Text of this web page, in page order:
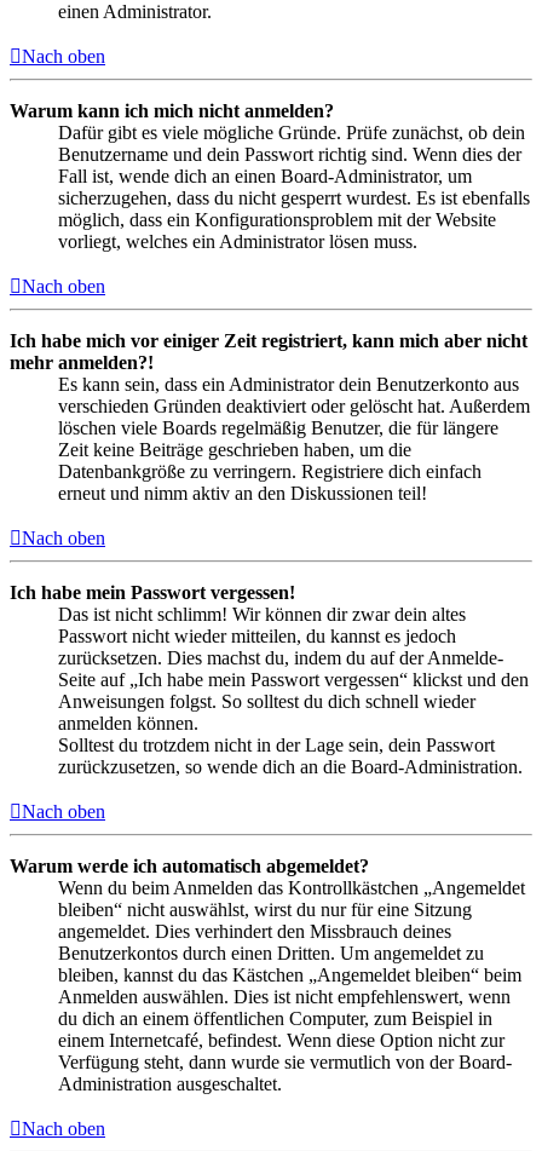
einen Administrator.
Nach oben
Warum kann ich mich nicht anmelden?
Dafür gibt es viele mögliche Gründe. Prüfe zunächst, ob dein
Benutzername und dein Passwort richtig sind. Wenn dies der
Fall ist, wende dich an einen Board-Administrator, um
sicherzugehen, dass du nicht gesperrt wurdest. Es ist ebenfalls
möglich, dass ein Konfigurationsproblem mit der Website
vorliegt, welches ein Administrator lösen muss.
Nach oben
Ich habe mich vor einiger Zeit registriert, kann mich aber nicht
mehr anmelden?!
Es kann sein, dass ein Administrator dein Benutzerkonto aus
verschieden Gründen deaktiviert oder gelöscht hat. Außerdem
löschen viele Boards regelmäßig Benutzer, die für längere
Zeit keine Beiträge geschrieben haben, um die
Datenbankgröße zu verringern. Registriere dich einfach
erneut und nimm aktiv an den Diskussionen teil!
Nach oben
Ich habe mein Passwort vergessen!
Das ist nicht schlimm! Wir können dir zwar dein altes
Passwort nicht wieder mitteilen, du kannst es jedoch
zurücksetzen. Dies machst du, indem du auf der Anmelde-
Seite auf „Ich habe mein Passwort vergessen“ klickst und den
Anweisungen folgst. So solltest du dich schnell wieder
anmelden können.
Solltest du trotzdem nicht in der Lage sein, dein Passwort
zurückzusetzen, so wende dich an die Board-Administration.
Nach oben
Warum werde ich automatisch abgemeldet?
Wenn du beim Anmelden das Kontrollkästchen „Angemeldet
bleiben“ nicht auswählst, wirst du nur für eine Sitzung
angemeldet. Dies verhindert den Missbrauch deines
Benutzerkontos durch einen Dritten. Um angemeldet zu
bleiben, kannst du das Kästchen „Angemeldet bleiben“ beim
Anmelden auswählen. Dies ist nicht empfehlenswert, wenn
du dich an einem öffentlichen Computer, zum Beispiel in
einem Internetcafé, befindest. Wenn diese Option nicht zur
Verfügung steht, dann wurde sie vermutlich von der Board-
Administration ausgeschaltet.
Nach oben